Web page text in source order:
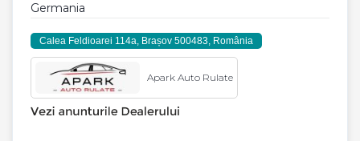
Germania
Calea Feldioarei 114a, Brașov 500483, România
Apark Auto Rulate